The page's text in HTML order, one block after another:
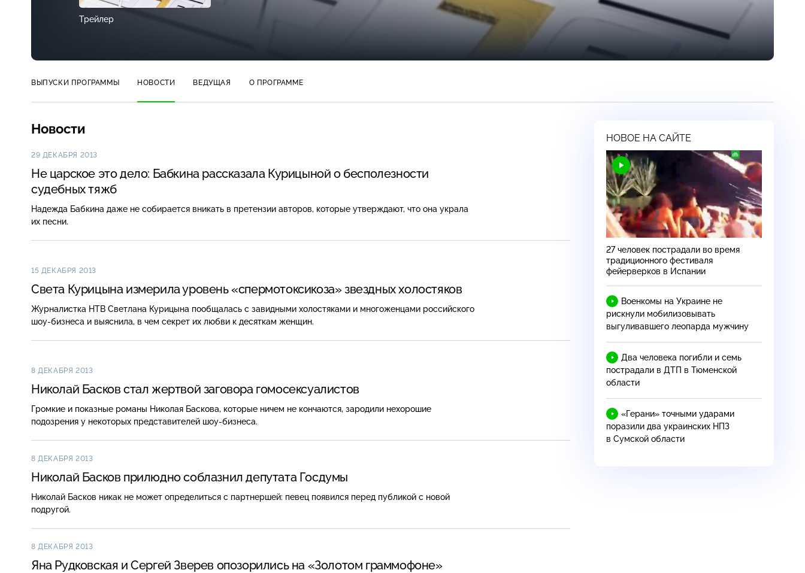
Трейлер
ВЫПУСКИ ПРОГРАММЫ НОВОСТИ ВЕДУЩАЯ О ПРОГРАММЕ
Новости
29 ДЕКАБРЯ 2013
Не царское это дело: Бабкина рассказала Курицыной о бесполезности
судебных тяжб
Надежда Бабкина даже не собирается вникать в претензии авторов, которые утверждают, что она украла
их песни.
15 ДЕКАБРЯ 2013
Света Курицына измерила уровень «спермотоксикоза» звездных холостяков
Журналистка НТВ Светлана Курицына пообщалась с завидными холостяками и многоженцами российского
шоу-бизнеса и выяснила, в чем секрет их любви к десяткам женщин.
8 ДЕКАБРЯ 2013
Николай Басков стал жертвой заговора гомосексуалистов
Громкие и показные романы Николая Баскова, которые ничем не кончаются, зародили нехорошие
подозрения у некоторых представителей шоу-бизнеса.
8 ДЕКАБРЯ 2013
Николай Басков прилюдно соблазнил депутата Госдумы
Николай Басков никак не может определиться с партнершей: певец появился перед публикой с новой
подругой.
8 ДЕКАБРЯ 2013
Яна Рудковская и Сергей Зверев опозорились на «Золотом граммофоне»
НОВОЕ НА САЙТЕ
27 человек пострадали во время
традиционного фестиваля
фейерверков в Испании
Военкомы на Украине не
рискнули мобилизовывать
выгуливавшего леопарда мужчину
Два человека погибли и семь
пострадали в ДТП в Тюменской
области
«Герани» точными ударами
поразили два украинских НПЗ
в Сумской области